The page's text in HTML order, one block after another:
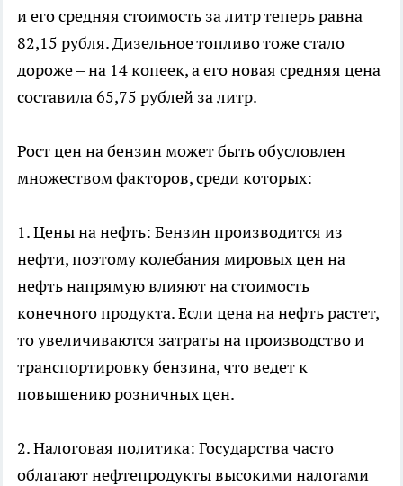
и его средняя стоимость за литр теперь равна
82,15 рубля. Дизельное топливо тоже стало
дороже – на 14 копеек, а его новая средняя цена
составила 65,75 рублей за литр.
Рост цен на бензин может быть обусловлен
множеством факторов, среди которых:
1. Цены на нефть: Бензин производится из
нефти, поэтому колебания мировых цен на
нефть напрямую влияют на стоимость
конечного продукта. Если цена на нефть растет,
то увеличиваются затраты на производство и
транспортировку бензина, что ведет к
повышению розничных цен.
2. Налоговая политика: Государства часто
облагают нефтепродукты высокими налогами